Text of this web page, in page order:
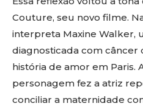
Couture, seu novo filme.
interpreta Maxine Walker,
diagnosticada com câncer
história de amor em Paris.
personagem fez a atriz
conciliar a maternidade